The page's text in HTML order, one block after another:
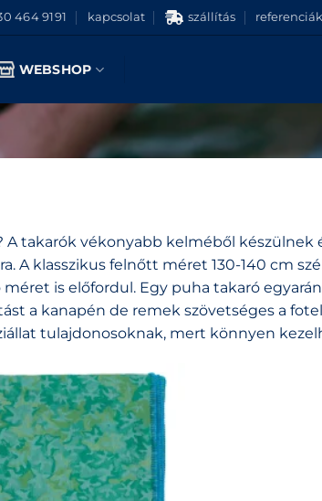
464 9191 kapcsolat szállítás referenciák
WEBSHOP
takarók vékonyabb kelméből készülnek
A klasszikus felnőtt méret 130-140 cm
is előfordul. Egy puha takaró
a kanapén de remek szövetséges a
tulajdonosoknak, mert könnyen